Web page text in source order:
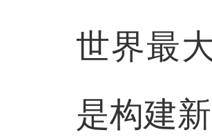
世界最
是构建